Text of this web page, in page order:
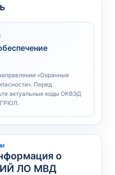
«Охранные
Перед
актуальные коды ОКВЭД
о
ЛО МВД